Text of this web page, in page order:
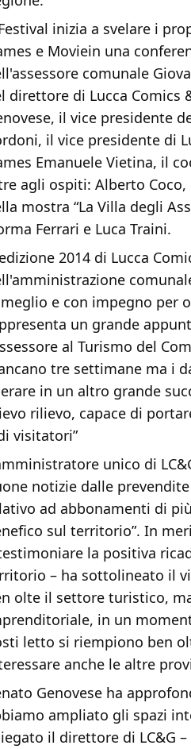
inizia a svelare i
e Moviein una
comunale
direttore di Lucca Comics
il vice presidente
il vice presidente di
Emanuele Vietina, il
agli ospiti: Alberto
mostra “La Villa degli
Ferrari e Luca Traini.
2014 di Lucca
e con impegno per
un grande
al Turismo del
tre settimane ma i
in un altro grande
rilievo, capace di
visitatori”
unico di
notizie dalle
ad abbonamenti di
sul territorio”. In
la positiva
– ha sottolineato il
olte il settore turistico,
in un
letto si riempiono ben
anche le altre
Genovese ha
ampliato gli spazi
il direttore di LC&G